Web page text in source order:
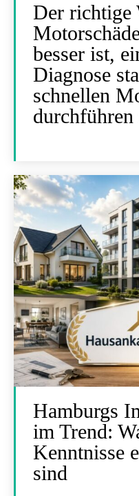
Der richtige
besser ist,
Diagnose
schnellen
durchführen
Hamburgs
im Trend:
Kenntnisse
sind